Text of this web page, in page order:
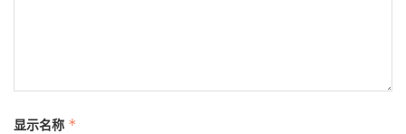
显示名称 *